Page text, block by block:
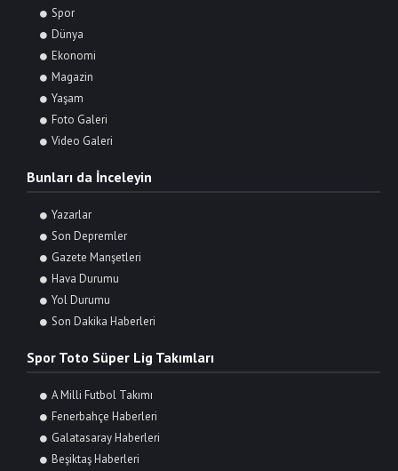
Spor
Dünya
Ekonomi
Magazin
Yaşam
Foto Galeri
Video Galeri
Bunları da İnceleyin
Yazarlar
Son Depremler
Gazete Manşetleri
Hava Durumu
Yol Durumu
Son Dakika Haberleri
Spor Toto Süper Lig Takımları
A Milli Futbol Takımı
Fenerbahçe Haberleri
Galatasaray Haberleri
Beşiktaş Haberleri